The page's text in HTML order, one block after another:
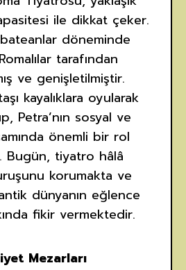
ile dikkat çeker.
döneminde
tarafından
ve genişletilmiştir.
kayalıklara oyularak
Petra’nın sosyal ve
önemli bir rol
Bugün, tiyatro hâlâ
korumakta ve
dünyanın eğlence
fikir vermektedir.
Mezarları